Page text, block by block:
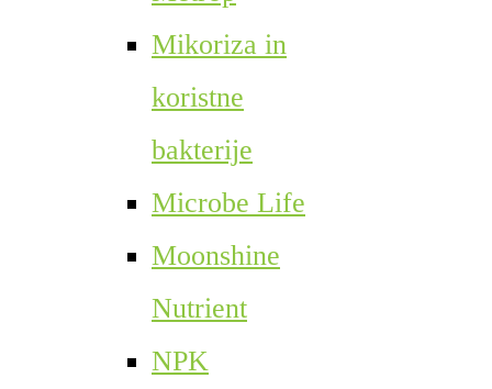
Mikoriza in
koristne
bakterije
Microbe Life
Moonshine
Nutrient
NPK